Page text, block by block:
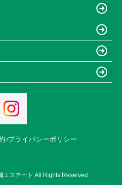
プライバシーポリシー
エステート All Rights Reserved.